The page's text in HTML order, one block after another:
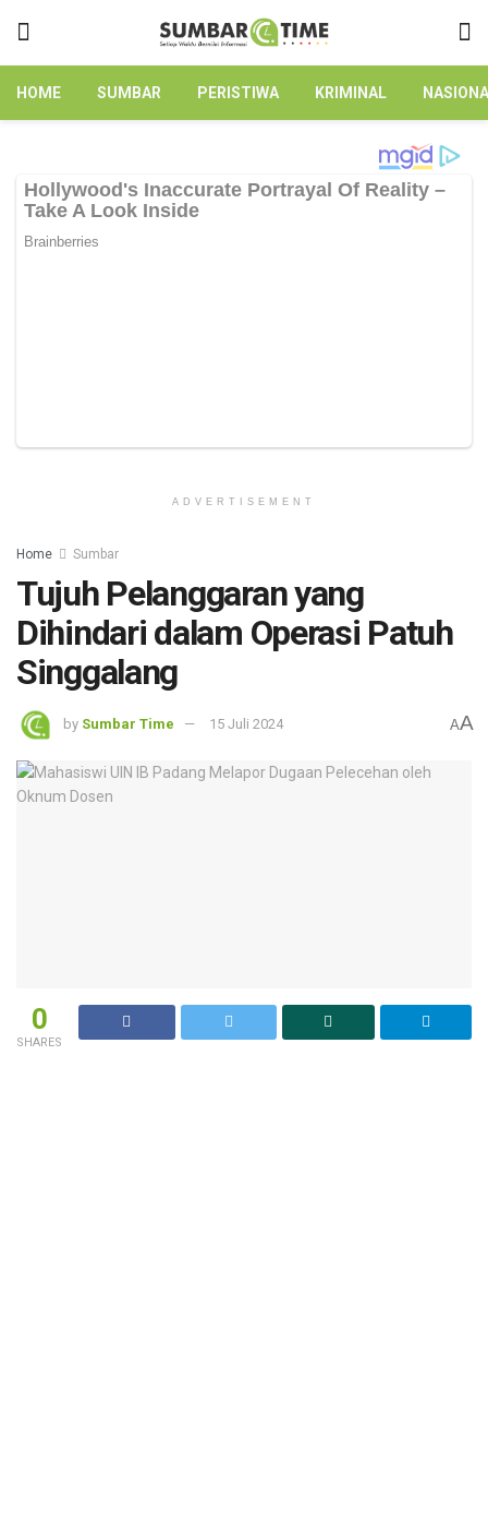
HOME SUMBAR PERISTIWA KRIMINAL
ADVERTISEMENT
Home Sumbar
Tujuh Pelanggaran yang
Dihindari dalam Operasi Patuh
Singgalang
by Sumbar Time 15 Juli 2024 AA
0
SHARES